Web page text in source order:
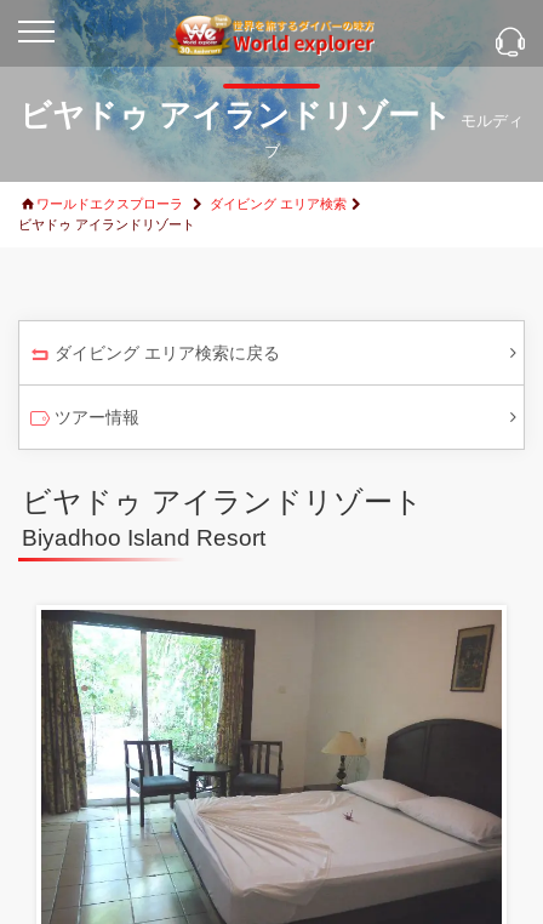
ビヤドゥ アイランドリゾート モルディ
ブ
ワールドエクスプローラ
ダイビング エリア検索
ビヤドゥ アイランドリゾート
ダイビング エリア検索に戻る
ツアー情報
ビヤドゥ アイランドリゾート
Biyadhoo Island Resort